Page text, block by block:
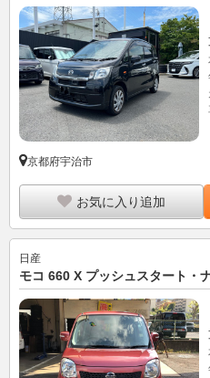
京都府宇治市
お気に入り追加
日産
モコ 660 X プッシュスタート・